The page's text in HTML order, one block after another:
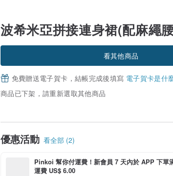
波希米亞拼接連身裙(配麻繩
看其他商品
免費贈送電子賀卡，結帳完成後填寫 電子賀卡是什
商品已下架，請重新選取其他商品
優惠活動 看全部 (2)
Pinkoi 幫你付運費！新會員 7 天內於 APP 下單
運費 US$ 6.00